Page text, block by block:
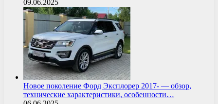
09.06.2025
Новое поколение Форд Эксплорер 2017- — обзор,
технические характеристики, особенности…